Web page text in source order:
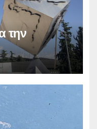
την